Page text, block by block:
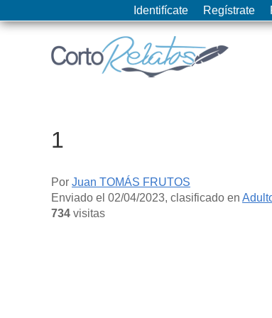
Identifícate Regístrate
1
Por Juan TOMÁS FRUTOS
Enviado el 02/04/2023, clasificado en
734 visitas